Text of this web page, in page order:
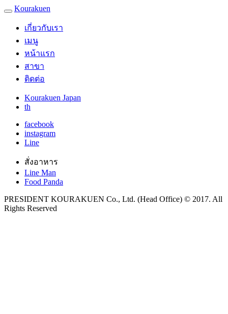
Kourakuen
เกี่ยวกับเรา
เมนู
หน้าแรก
สาขา
ติดต่อ
Kourakuen Japan
th
facebook
instagram
Line
สั่งอาหาร
Line Man
Food Panda
PRESIDENT KOURAKUEN Co., Ltd. (Head Office) © 2017. All
Rights Reserved